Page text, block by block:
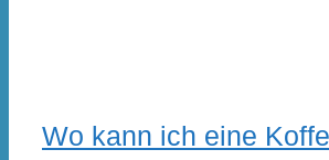
Wo kann ich eine